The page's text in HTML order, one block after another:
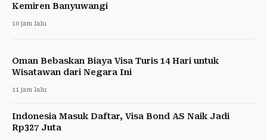
Kemiren Banyuwangi
10 jam lalu
Oman Bebaskan Biaya Visa Turis 14 Hari untuk
Wisatawan dari Negara Ini
11 jam lalu
Indonesia Masuk Daftar, Visa Bond AS Naik Jadi
Rp327 Juta